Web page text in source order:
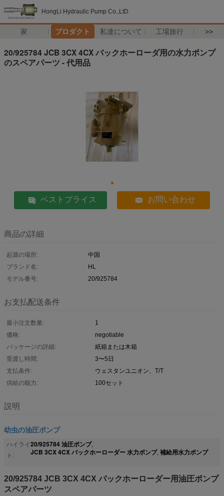
HongLi Hydraulic Pump Co.,LtD
家 プロダクト 私達について 工場旅行 >>
20/925784 JCB 3CX 4CX バックホーローダ用の水力ポンプ
のスペアパーツ - 代用品
ベストプライス お問い合わせ
商品の詳細
起源の場所:
中国
ブランド名:
HL
モデル番号:
20/925784
お支払配送条件
最小注文数量:
1
価格:
negotiable
パッケージの詳細:
紙箱または木箱
受渡し時間:
3〜5日
支払条件:
ウェスタンユニオン、T/T
供給の能力:
100セット
説明
幼虫の油圧ポンプ
ハイライ
ト:
20/925784 油圧ポンプ,
JCB 3CX 4CX バックホーローダー 水力ポンプ, 補給用水力ポンプ
20/925784 JCB 3CX 4CX バックホーローダー用油圧ポンプ
スペアパーツ